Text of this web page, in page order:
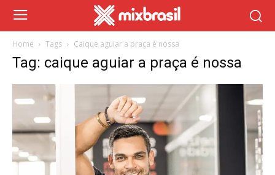
Home Tags Caique aguiar a praça é nossa
Tag: caique aguiar a praça é nossa